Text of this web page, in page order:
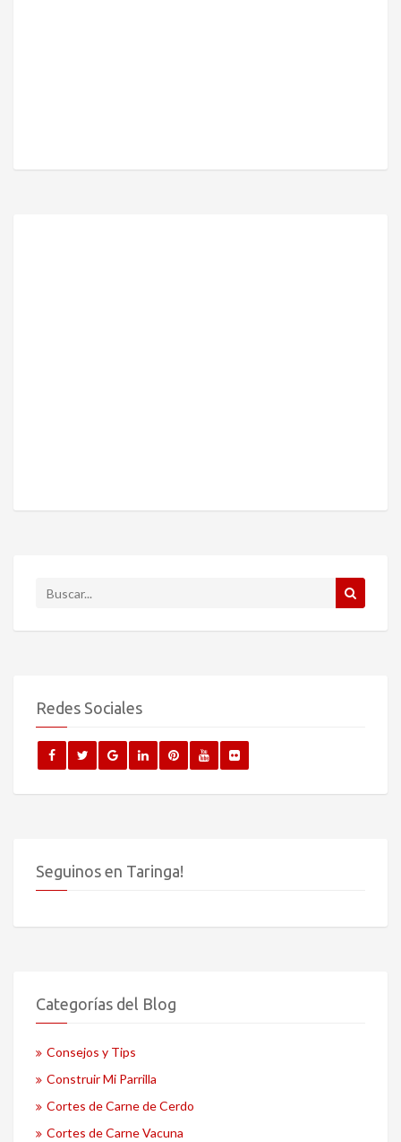
Redes Sociales
Seguinos en Taringa!
Categorías del Blog
Consejos y Tips
Construir Mi Parrilla
Cortes de Carne de Cerdo
Cortes de Carne Vacuna